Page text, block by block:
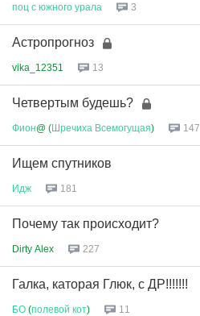
поц с южного урала 3
Астропрогноз
vika_12351 13
Четвертым будешь?
Фион@ (Шречиха Всемогущая) 147
Ищем спутников
Идж 181
Почему так происходит?
Dirty Alex 227
Галка, каторая Глюк, с ДР!!!!!!!
БО (полевой кот) 11